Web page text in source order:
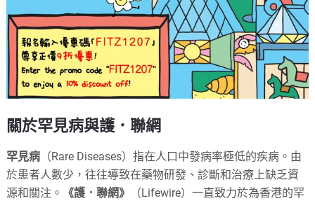
關於罕見病與護．聯網
罕見病 （Rare Diseases）指在人口中發病率極低的疾病。由
於患者人數少，往往導致在藥物研發、診斷和治療上缺乏資
源和關注。
《護．聯網》
（Lifewire）一直致力於為香港的罕